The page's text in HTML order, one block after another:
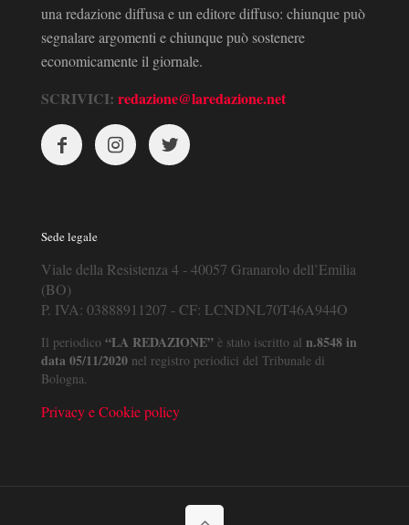
una redazione diffusa e un editore diffuso: chiunque può
segnalare argomenti e chiunque può sostenere
economicamente il giornale.
SCRIVICI: redazione@laredazione.net
Sede legale
Viale della Resistenza 4 - 40057 Granarolo dell’Emilia
(BO)
P. IVA: 03888911207 - CF: LCNDNL70T46A944O
Il periodico “LA REDAZIONE” è stato iscritto al n.8548 in
data 05/11/2020 nel registro periodici del Tribunale di
Bologna.
Privacy e Cookie policy